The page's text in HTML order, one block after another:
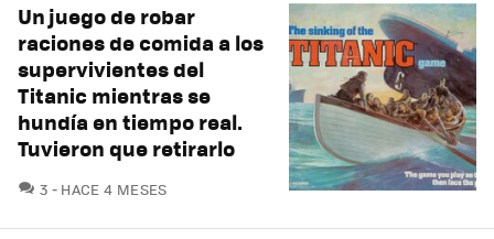
Un juego de robar
raciones de comida a los
supervivientes del
Titanic mientras se
hundía en tiempo real.
Tuvieron que retirarlo
3 COMENTARIOS
HACE 4 MESES